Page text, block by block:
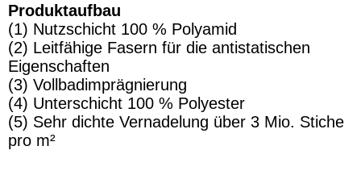
Produktaufbau
(1) Nutzschicht 100 % Polyamid
(2) Leitfähige Fasern für die antistatischen
Eigenschaften
(3) Vollbadimprägnierung
(4) Unterschicht 100 % Polyester
(5) Sehr dichte Vernadelung über 3 Mio. Stiche
pro m²